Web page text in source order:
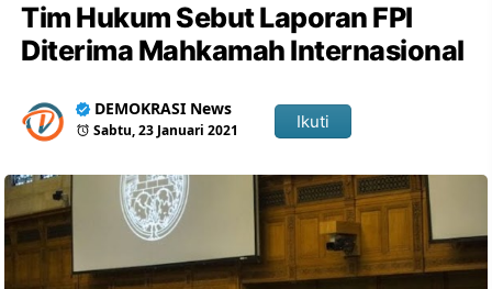
Tim Hukum Sebut Laporan FPI
Diterima Mahkamah Internasional
DEMOKRASI News
Sabtu, 23 Januari 2021 Ikuti